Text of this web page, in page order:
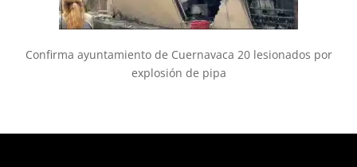
Confirma ayuntamiento de Cuernavaca 20 lesionados por
explosión de pipa